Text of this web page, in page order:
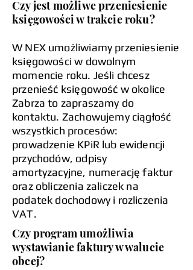
Czy jest możliwe przeniesienie
księgowości w trakcie roku?
W NEX umożliwiamy przeniesienie
księgowości w dowolnym
momencie roku. Jeśli chcesz
przenieść księgowość w okolice
Zabrza to zapraszamy do
kontaktu. Zachowujemy ciągłość
wszystkich procesów:
prowadzenie KPiR lub ewidencji
przychodów, odpisy
amortyzacyjne, numerację faktur
oraz obliczenia zaliczek na
podatek dochodowy i rozliczenia
VAT.
Czy program umożliwia
wystawianie faktury w walucie
obcej?